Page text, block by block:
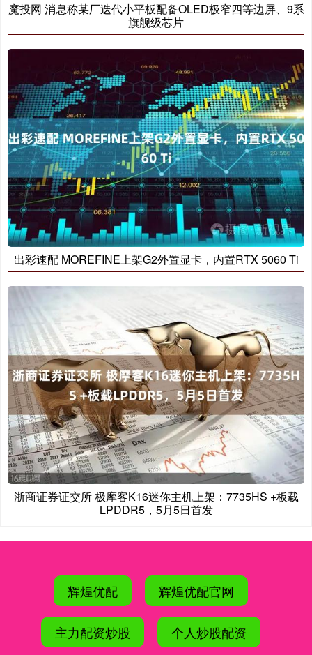
魔投网 消息称某厂迭代小平板配备OLED极窄四等边屏、9系
旗舰级芯片
出彩速配 MOREFINE上架G2外置显卡，内置RTX 5060 Ti
浙商证券证交所 极摩客K16迷你主机上架：7735HS +板载
LPDDR5，5月5日首发
辉煌优配 辉煌优配官网
主力配资炒股 个人炒股配资